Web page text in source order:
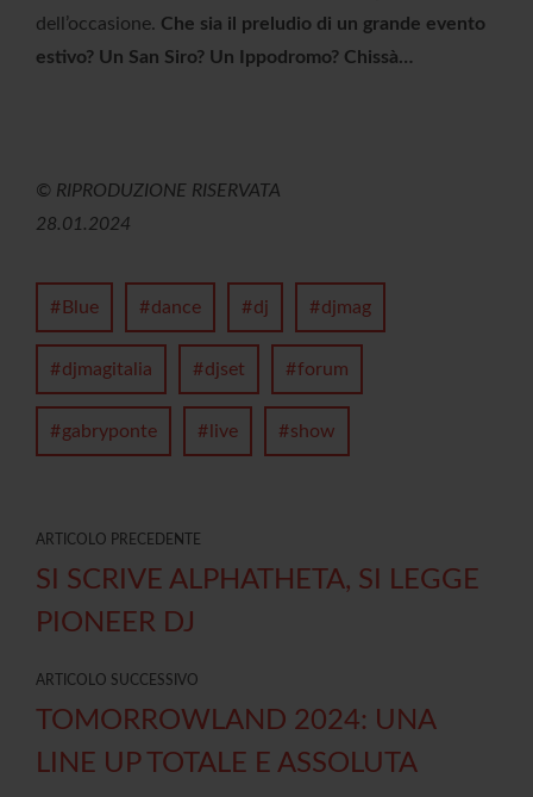
dell’occasione. Che sia il preludio di un grande evento
estivo? Un San Siro? Un Ippodromo? Chissà…
© RIPRODUZIONE RISERVATA
28.01.2024
Blue dance dj djmag
djmagitalia djset forum
gabryponte live show
ARTICOLO PRECEDENTE
SI SCRIVE ALPHATHETA, SI LEGGE
PIONEER DJ
ARTICOLO SUCCESSIVO
TOMORROWLAND 2024: UNA
LINE UP TOTALE E ASSOLUTA